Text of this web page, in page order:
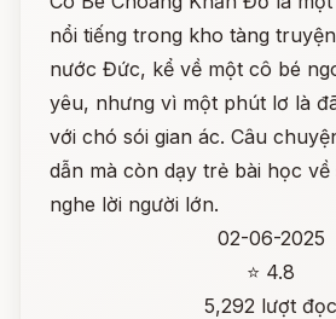
nổi tiếng trong kho tàng
nước Đức, kể về một cô bé
yêu, nhưng vì một phút lơ là
với chó sói gian ác. Câu
dẫn mà còn dạy trẻ bài học
nghe lời người lớn.
02-06-2025
⭐ 4.8
5,292 lượt đọc